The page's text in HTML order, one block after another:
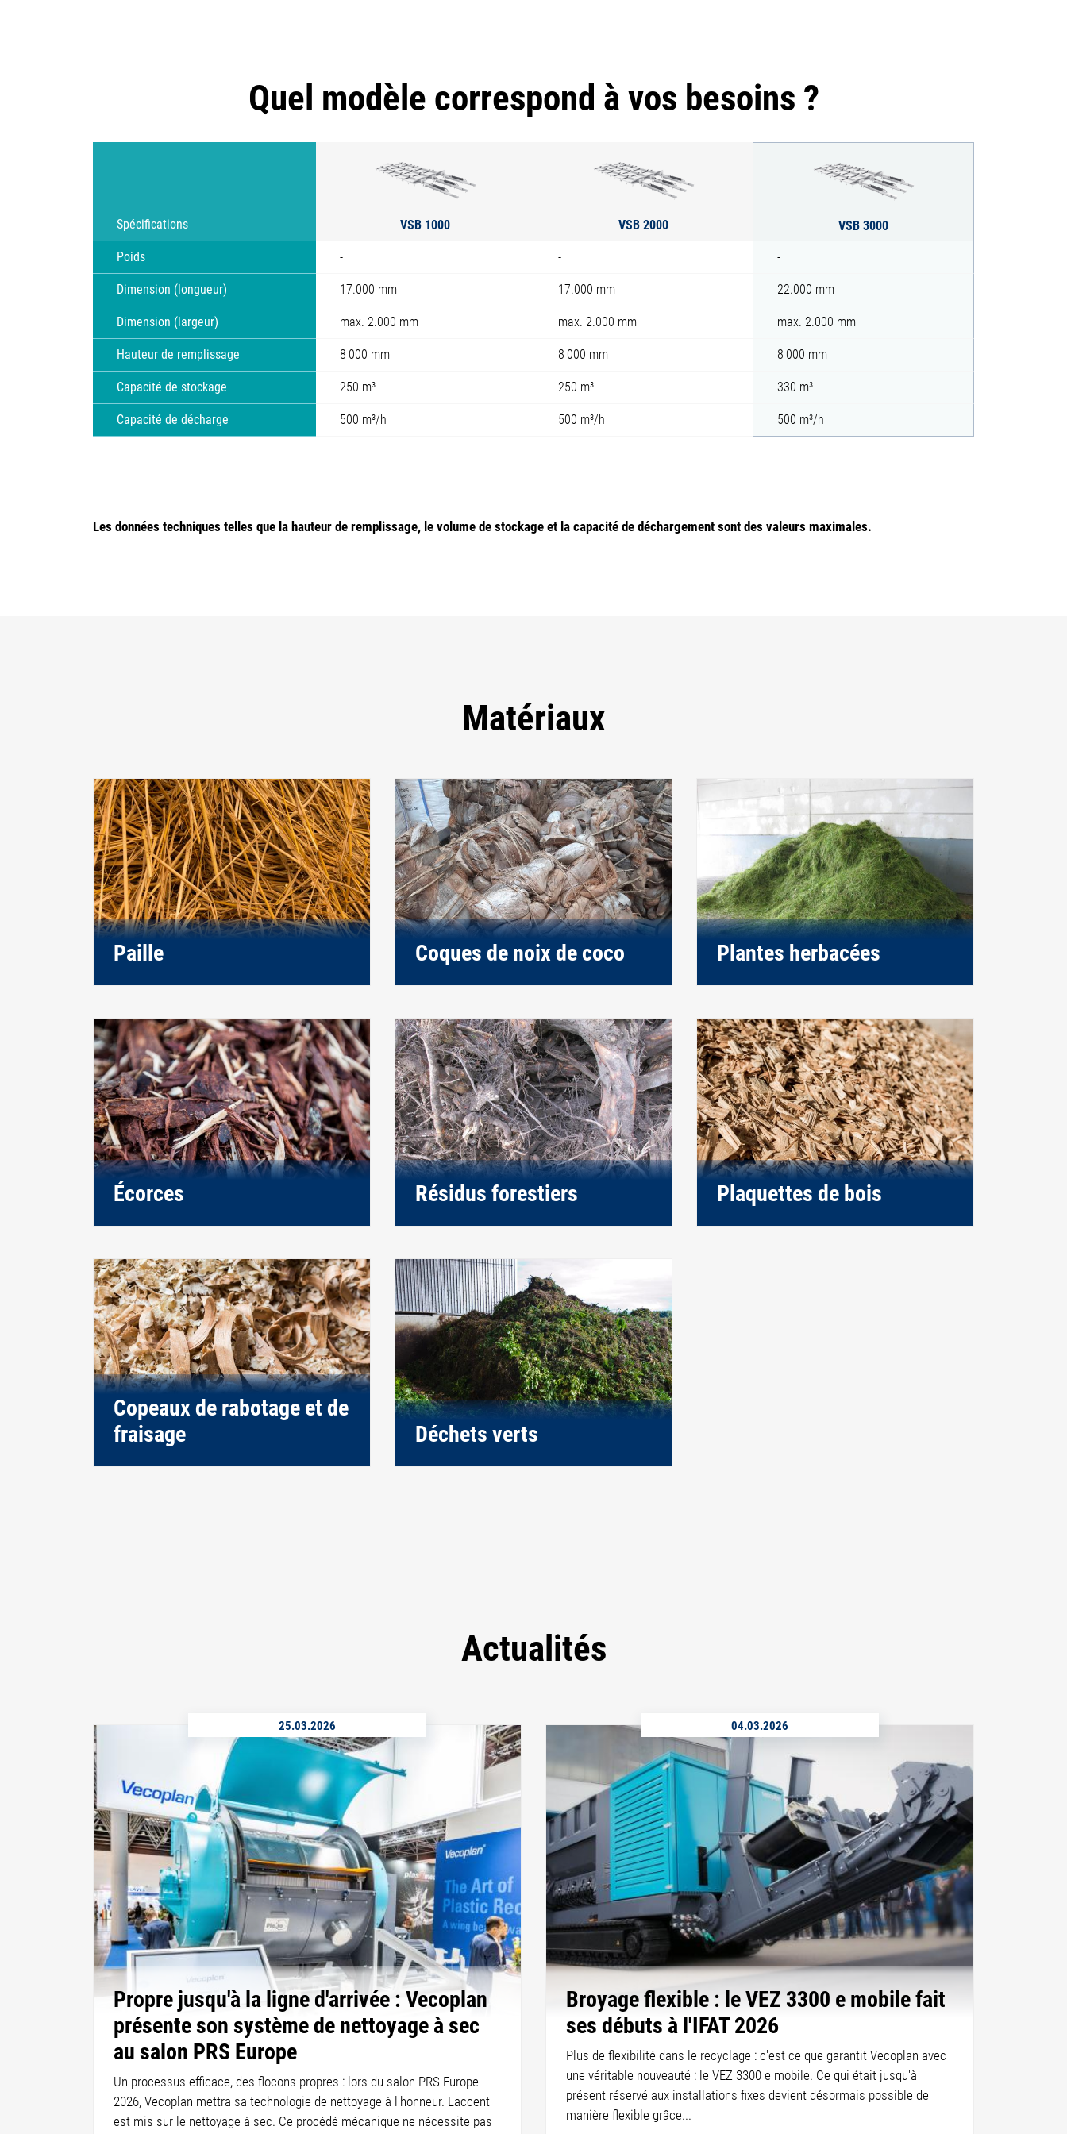
Quel modèle correspond à vos besoins ?
Spécifications VSB 1000 VSB 2000 VSB 3000
Poids - - -
Dimension (longueur) 17.000 mm 17.000 mm 22.000 mm
Dimension (largeur) max. 2.000 mm max. 2.000 mm max. 2.000 mm
Hauteur de remplissage 8 000 mm 8 000 mm 8 000 mm
Capacité de stockage 250 m³ 250 m³ 330 m³
Capacité de décharge 500 m³/h 500 m³/h 500 m³/h
Les données techniques telles que la hauteur de remplissage, le volume de stockage et la capacité de déchargement sont des valeurs maximales.
Matériaux
Paille Coques de noix de coco Plantes herbacées
Écorces Résidus forestiers Plaquettes de bois
Copeaux de rabotage et de
fraisage
Déchets verts
Actualités
25.03.2026
Propre jusqu'à la ligne d'arrivée : Vecoplan
présente son système de nettoyage à sec
au salon PRS Europe
Un processus efficace, des flocons propres : lors du salon PRS Europe
2026, Vecoplan mettra sa technologie de nettoyage à l'honneur. L'accent
est mis sur le nettoyage à sec. Ce procédé mécanique ne nécessite pas
04.03.2026
Broyage flexible : le VEZ 3300 e mobile fait
ses débuts à l'IFAT 2026
Plus de flexibilité dans le recyclage : c'est ce que garantit Vecoplan avec
une véritable nouveauté : le VEZ 3300 e mobile. Ce qui était jusqu'à
présent réservé aux installations fixes devient désormais possible de
manière flexible grâce...